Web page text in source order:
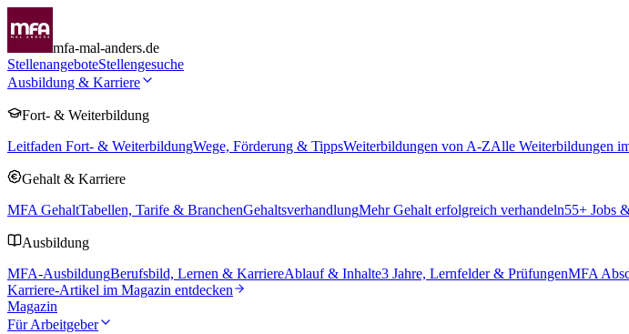
mfa-mal-anders.de
StellenangeboteStellengesuche
Ausbildung & Karriere
Fort- & Weiterbildung
Leitfaden Fort- & WeiterbildungWege, Förderung & TippsWeiterbildungen von A-ZAlle Weiterbildungen
Gehalt & Karriere
MFA GehaltTabellen, Tarife & BranchenGehaltsverhandlungMehr Gehalt erfolgreich verhandeln55+ Jobs
Ausbildung
MFA-AusbildungBerufsbild, Lernen & KarriereAblauf & Inhalte3 Jahre, Lernfelder & PrüfungenMFA
Karriere-Artikel im Magazin entdecken
Magazin
Für Arbeitgeber